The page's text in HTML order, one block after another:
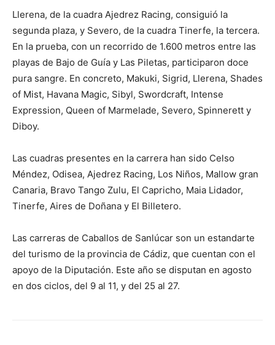
Llerena, de la cuadra Ajedrez Racing, consiguió la
segunda plaza, y Severo, de la cuadra Tinerfe, la tercera.
En la prueba, con un recorrido de 1.600 metros entre las
playas de Bajo de Guía y Las Piletas, participaron doce
pura sangre. En concreto, Makuki, Sigrid, Llerena, Shades
of Mist, Havana Magic, Sibyl, Swordcraft, Intense
Expression, Queen of Marmelade, Severo, Spinnerett y
Diboy.
Las cuadras presentes en la carrera han sido Celso
Méndez, Odisea, Ajedrez Racing, Los Niños, Mallow gran
Canaria, Bravo Tango Zulu, El Capricho, Maia Lidador,
Tinerfe, Aires de Doñana y El Billetero.
Las carreras de Caballos de Sanlúcar son un estandarte
del turismo de la provincia de Cádiz, que cuentan con el
apoyo de la Diputación. Este año se disputan en agosto
en dos ciclos, del 9 al 11, y del 25 al 27.